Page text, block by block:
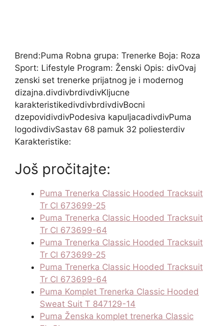
Brend:Puma Robna grupa: Trenerke Boja: Roza
Sport: Lifestyle Program: Ženski Opis: divOvaj
zenski set trenerke prijatnog je i modernog
dizajna.divdivbrdivdivKljucne
karakteristikedivdivbrdivdivBocni
dzepovidivdivPodesiva kapuljacadivdivPuma
logodivdivSastav 68 pamuk 32 poliesterdiv
Karakteristike:
Još pročitajte:
Puma Trenerka Classic Hooded Tracksuit
Tr Cl 673699-25
Puma Trenerka Classic Hooded Tracksuit
Tr Cl 673699-64
Puma Trenerka Classic Hooded Tracksuit
Tr Cl 673699-25
Puma Trenerka Classic Hooded Tracksuit
Tr Cl 673699-64
Puma Komplet Trenerka Classic Hooded
Sweat Suit T 847129-14
Puma Ženska komplet trenerka Classic